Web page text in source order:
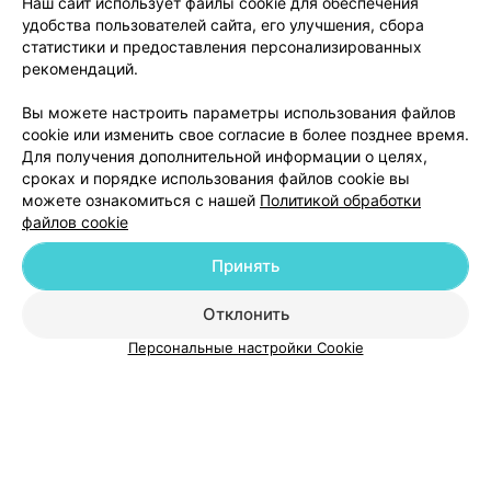
Добавить специалиста
О проекте Новости проекта
Размещение рекламы
Медицинский маркетинг
Публичный договор
Пользовательское соглашение
Способы оплаты
удобства пользователей сайта, его улучшения, сбора
статистики и предоставления персонализированных
рекомендаций.
Вы можете настроить параметры использования файлов
cookie или изменить свое согласие в более позднее время.
Для получения дополнительной информации о целях,
сроках и порядке использования файлов cookie вы
можете ознакомиться с нашей Политикой обработки
файлов cookie
Отклонить
Принять
Персональные настройки Cookie